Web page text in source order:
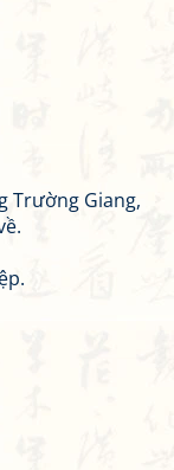
Trường Giang,